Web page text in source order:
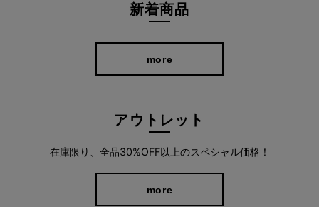
新着商品
more
アウトレット
在庫限り、全品30%OFF以上のスペシャル価格！
more